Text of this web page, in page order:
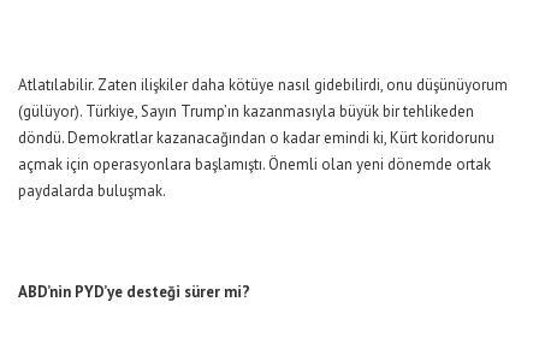
Atlatılabilir. Zaten ilişkiler daha kötüye nasıl gidebilirdi, onu düşünüyorum
(gülüyor). Türkiye, Sayın Trump’ın kazanmasıyla büyük bir tehlikeden
döndü. Demokratlar kazanacağından o kadar emindi ki, Kürt koridorunu
açmak için operasyonlara başlamıştı. Önemli olan yeni dönemde ortak
paydalarda buluşmak.
ABD’nin PYD’ye desteği sürer mi?